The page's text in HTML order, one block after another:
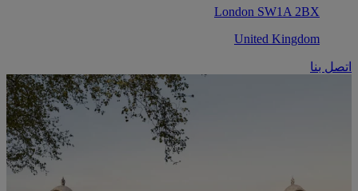
London SW1A 2BX
United Kingdom
اتصل بنا